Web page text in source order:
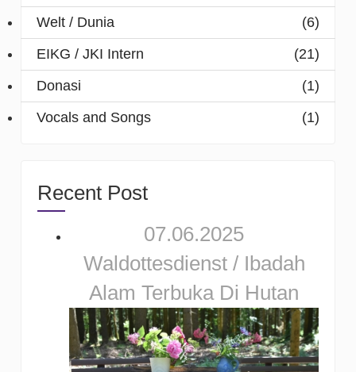
Welt / Dunia
(6)
EIKG / JKI Intern
(21)
Donasi
(1)
Vocals and Songs
(1)
Recent Post
07.06.2025
Waldottesdienst / Ibadah
Alam Terbuka Di Hutan